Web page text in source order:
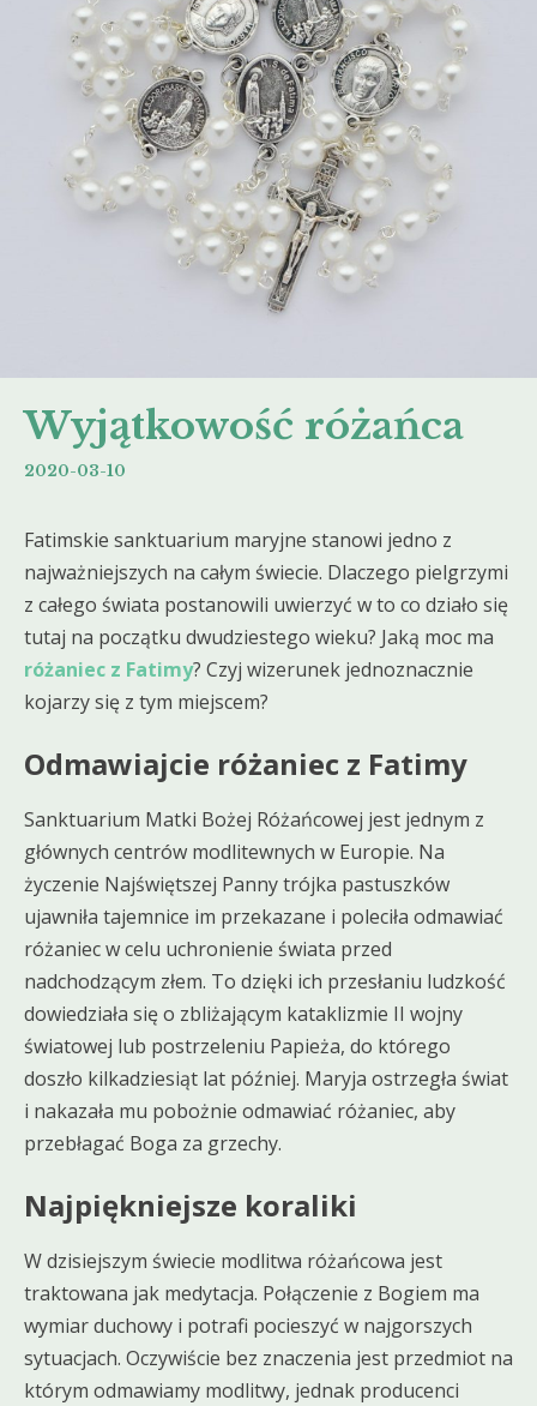
Wyjątkowość różańca
2020-03-10
Fatimskie sanktuarium maryjne stanowi jedno z
najważniejszych na całym świecie. Dlaczego pielgrzymi
z całego świata postanowili uwierzyć w to co działo się
tutaj na początku dwudziestego wieku? Jaką moc ma
różaniec z Fatimy? Czyj wizerunek jednoznacznie
kojarzy się z tym miejscem?
Odmawiajcie różaniec z Fatimy
Sanktuarium Matki Bożej Różańcowej jest jednym z
głównych centrów modlitewnych w Europie. Na
życzenie Najświętszej Panny trójka pastuszków
ujawniła tajemnice im przekazane i poleciła odmawiać
różaniec w celu uchronienie świata przed
nadchodzącym złem. To dzięki ich przesłaniu ludzkość
dowiedziała się o zbliżającym kataklizmie II wojny
światowej lub postrzeleniu Papieża, do którego
doszło kilkadziesiąt lat później. Maryja ostrzegła świat
i nakazała mu pobożnie odmawiać różaniec, aby
przebłagać Boga za grzechy.
Najpiękniejsze koraliki
W dzisiejszym świecie modlitwa różańcowa jest
traktowana jak medytacja. Połączenie z Bogiem ma
wymiar duchowy i potrafi pocieszyć w najgorszych
sytuacjach. Oczywiście bez znaczenia jest przedmiot na
którym odmawiamy modlitwy, jednak producenci